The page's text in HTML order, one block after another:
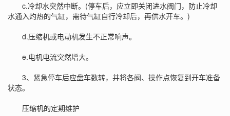
c.冷却水突然中断。(停车后，应立即关闭进水阀门，防止冷却
水通入灼热的气缸，需待气缸自行冷却后，再供水开车。)
d.压缩机或电动机发生不正常响声。
e.电机电流突然增大。
3、紧急停车后应盘车数转，并将各阀、操作点恢复到开车准备
状态。
压缩机的定期维护